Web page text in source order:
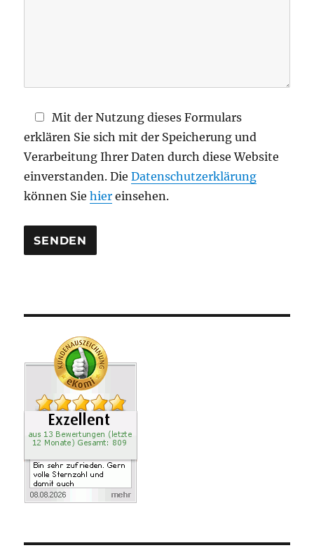
l
e
e
r
Mit der Nutzung dieses Formulars
erklären Sie sich mit der Speicherung und
Verarbeitung Ihrer Daten durch diese Website
einverstanden. DieDatenschutzerklärung
können Siehier einsehen.